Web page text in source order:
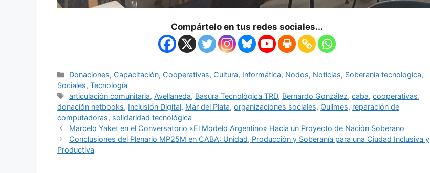
Compártelo en tus redes sociales...
Donaciones, Capacitación, Cooperativas, Cultura, Informática, Nodos, Noticias, Soberania tecnologica,
Sociales, Tecnología
articulación comunitaria, Avellaneda, Basura Tecnológica TRD, Bernardo González,caba,cooperativas,
donación netbooks, Inclusión Digital, Mar del Plata, organizaciones sociales, Quilmes, reparación de
computadoras, solidaridad tecnológica
Marcelo Yaket en el Conversatorio «El Modelo Argentino» Hacia un Proyecto de Nación Soberano
Conclusiones del Plenario MP25M en CABA: Unidad, Producción y Soberanía para una Ciudad Inclusiva y
Productiva